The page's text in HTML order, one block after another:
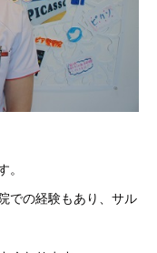
。
での経験もあり、サル